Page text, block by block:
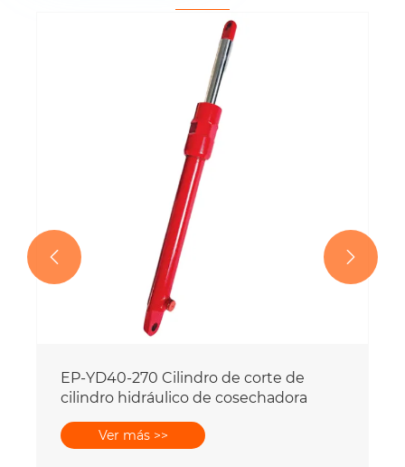
EP-YD40-245-D5 Cilindro hidráulico
 